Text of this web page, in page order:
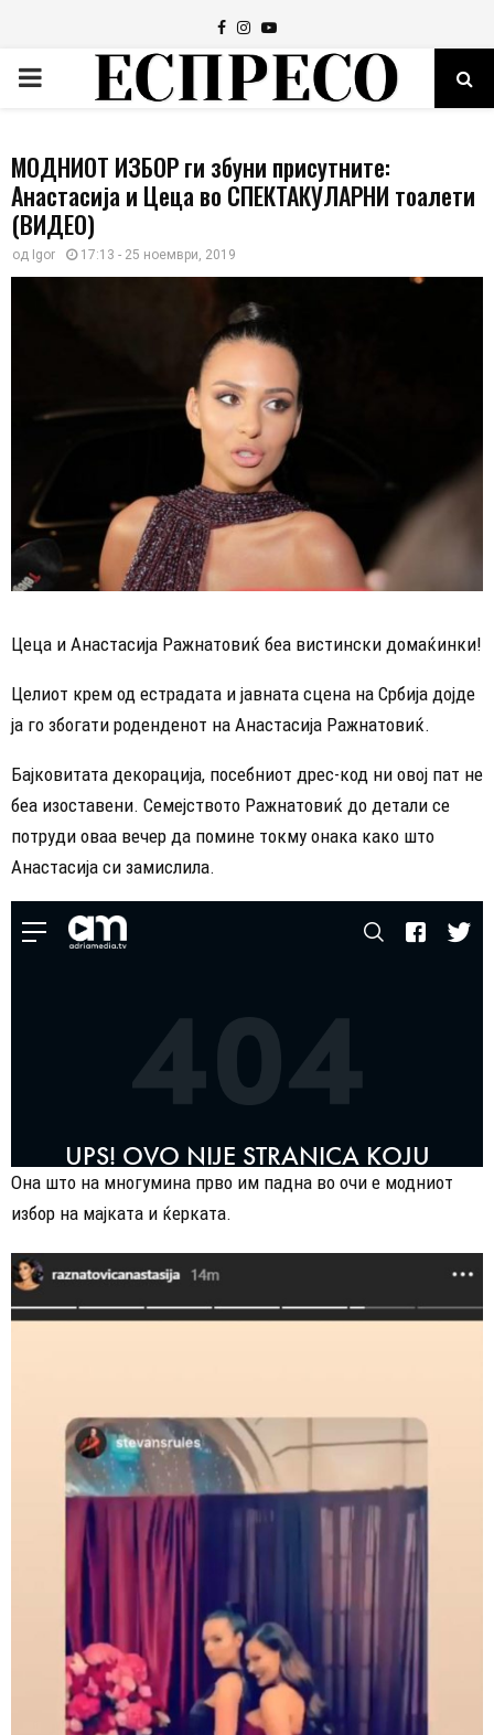
Facebook
Instagram
Youtube
PRIMARY
МОДНИОТ ИЗБОР ги збуни присутните:
Анастасија и Цеца во СПЕКТАКУЛАРНИ тоалети
(ВИДЕО)
од Igor 17:13 - 25 ноември, 2019
Цеца и Анастасија Ражнатовиќ беа вистински домаќинки!
Целиот крем од естрадата и јавната сцена на Србија дојде
ја го збогати роденденот на Анастасија Ражнатовиќ.
Бајковитата декорација, посебниот дрес-код ни овој пат не
беа изоставени. Семејството Ражнатовиќ до детали се
потруди оваа вечер да помине токму онака како што
Анастасија си замислила.
Она што на многумина прво им падна во очи е модниот
избор на мајката и ќерката.